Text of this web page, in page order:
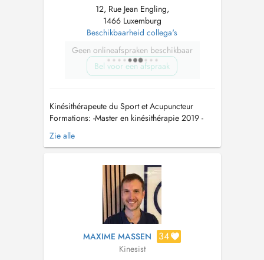
12, Rue Jean Engling,
1466 Luxemburg
Beschikbaarheid collega's
Geen onlineafspraken beschikbaar
Bel voor een afspraak
Kinésithérapeute du Sport et Acupuncteur
Formations: -Master en kinésithérapie 2019 -
Acupuncture et médecine chinoise à
l'European Shanghai College -Thérapie
Coureur -Certifié FMS -Certifié SFMA -Ecole du
dos -Drainage Lymphatique Manuel -A...
Zie alle
MAXIME MASSEN 34
Kinesist